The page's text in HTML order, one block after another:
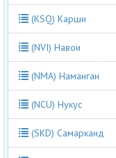
(KSQ) Карши
(NVI) Навои
(NMA) Наманган
(NCU) Нукус
(SKD) Самарканд